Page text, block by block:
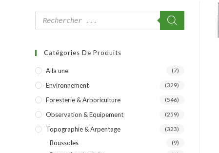
Catégories De Produits
A la une (7)
Environnement (329)
Foresterie & Arboriculture (546)
Observation & Equipement (259)
Topographie & Arpentage (323)
Boussoles (9)